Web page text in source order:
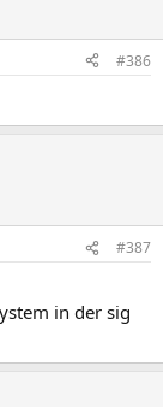
#386
#387
in der sig